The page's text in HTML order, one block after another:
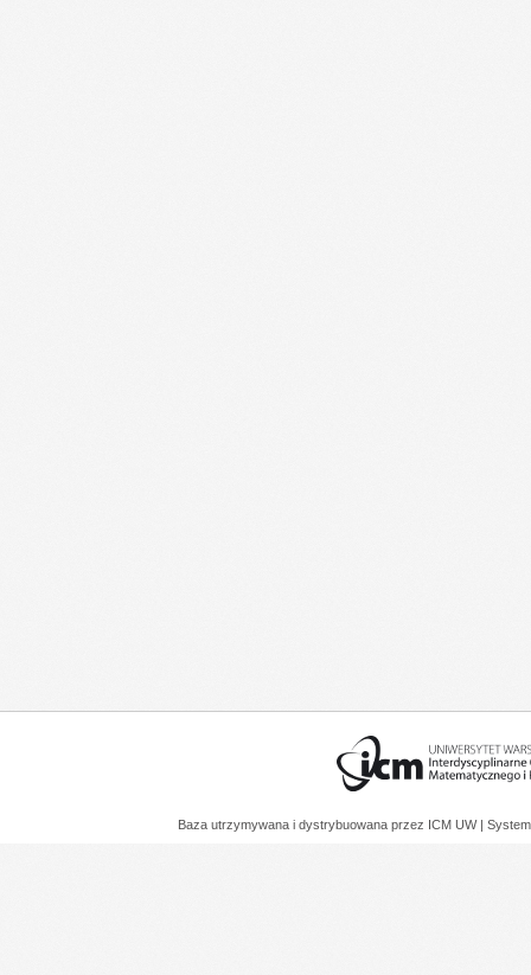
Baza utrzymywana i dystrybuowana przez ICM UW |